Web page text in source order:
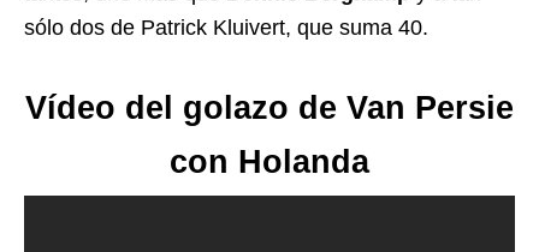
sólo dos de Patrick Kluivert, que suma 40.
Vídeo del golazo de Van Persie
con Holanda